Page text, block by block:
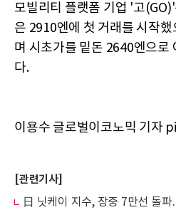
모빌리티 플랫폼 기업 '고
은 2910엔에 첫 거래를 시작했
며 시초가를 밑돈 2640엔으로
다.
이용수 글로벌이코노믹 기자
[관련기사]